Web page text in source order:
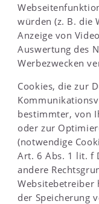
würden (z. B. die
Anzeige von
Auswertung des
Werbezwecken
Cookies, die zur
bestimmter, von
oder zur
(notwendige
Art. 6 Abs. 1 lit. f
andere
Websitebetreiber
der Speicherung